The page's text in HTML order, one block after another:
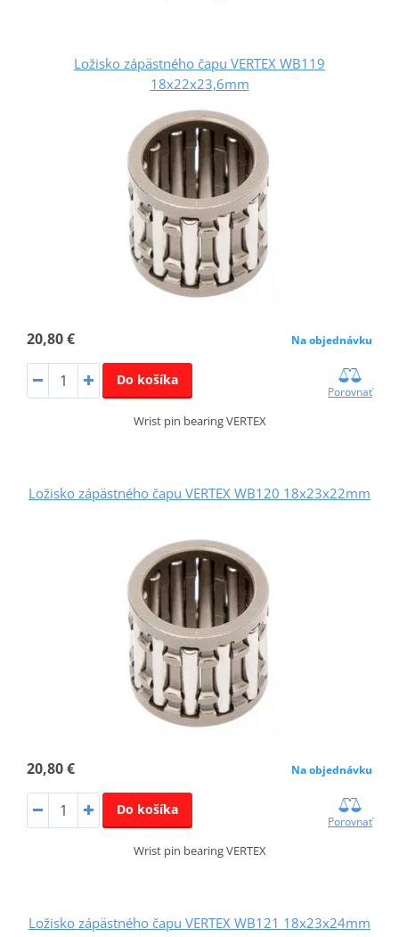
Ložisko zápästného čapu VERTEX WB119
18x22x23,6mm
20,80 € Na objednávku
Do košíka
Porovnať
Wrist pin bearing VERTEX
Ložisko zápästného čapu VERTEX WB120 18x23x22mm
20,80 € Na objednávku
Do košíka
Porovnať
Wrist pin bearing VERTEX
Ložisko zápästného čapu VERTEX WB121 18x23x24mm